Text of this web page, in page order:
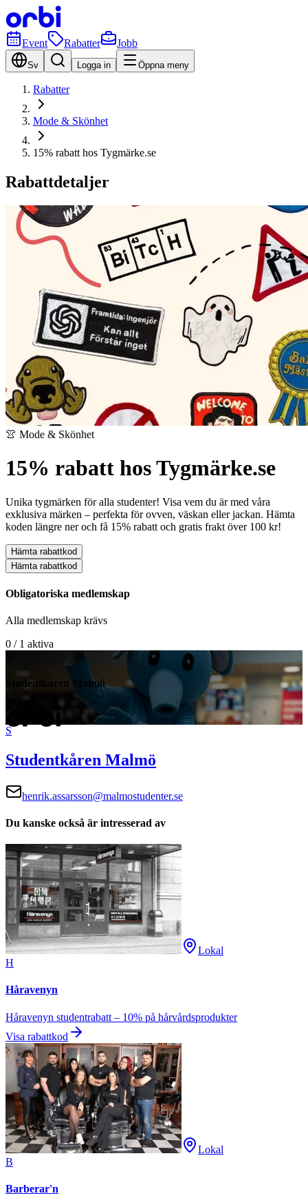
Event Rabatter Jobb
Sv Logga in Öppna meny
Rabatter
Mode & Skönhet
15% rabatt hos Tygmärke.se
Rabattdetaljer
👚 Mode & Skönhet
15% rabatt hos Tygmärke.se
Unika tygmärken för alla studenter! Visa vem du är med våra
exklusiva märken – perfekta för ovven, väskan eller jackan. Hämta
koden längre ner och få 15% rabatt och gratis frakt över 100 kr!
Hämta rabattkod
Hämta rabattkod
Obligatoriska medlemskap
Alla medlemskap krävs
0 / 1 aktiva
Studentkåren Malmö
S
Studentkåren Malmö
henrik.assarsson@malmostudenter.se
Du kanske också är intresserad av
Lokal
H
Håravenyn
Håravenyn studentrabatt – 10% på hårvårdsprodukter
Visa rabattkod
Lokal
B
Barberar'n